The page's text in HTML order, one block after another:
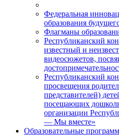
Федеральная
образования
Флагманы
Республиканский
известный и
видеосюжетов,
Республиканский
просвещения
представителей)
посещающих
организации
— Мы вместе»
Образовательные